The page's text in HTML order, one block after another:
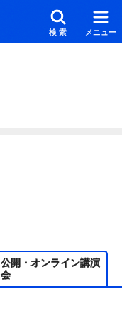
検索 メニュー
公開・オンライン講演
会